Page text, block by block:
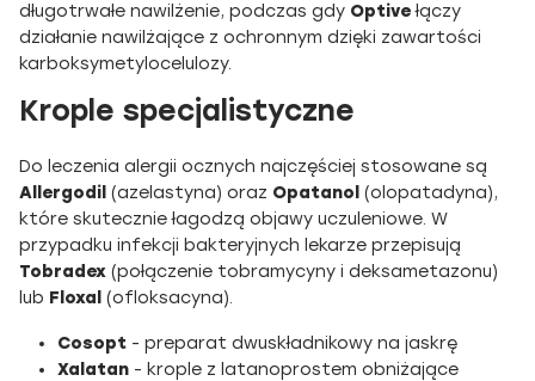
długotrwałe nawilżenie, podczas gdy Optivełączy
działanie nawilżające z ochronnym dzięki zawartości
karboksymetylocelulozy.
Krople specjalistyczne
Do leczenia alergii ocznych najczęściej stosowane są
Allergodil (azelastyna) oraz Opatanol (olopatadyna),
które skutecznie łagodzą objawy uczuleniowe. W
przypadku infekcji bakteryjnych lekarze przepisują
Tobradex (połączenie tobramycyny i deksametazonu)
lub Floxal (ofloksacyna).
Cosopt - preparat dwuskładnikowy na jaskrę
Xalatan - krople z latanoprostem obniżające